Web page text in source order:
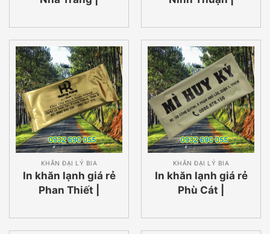
KHĂN ĐẠI LÝ BIA
In khăn lạnh giá rẻ
Phan Thiết |
KHĂN ĐẠI LÝ BIA
In khăn lạnh giá rẻ
Phù Cát |